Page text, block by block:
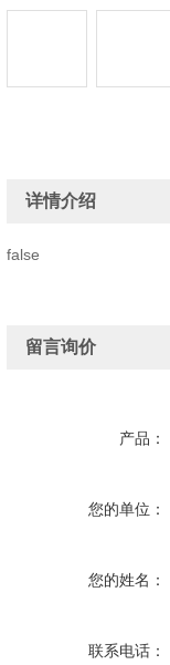
详情介绍
false
留言询价
产品：
您的单位：
您的姓名：
联系电话：